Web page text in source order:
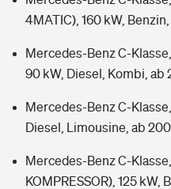
4MATIC), 160 kW,
Mercedes-Benz C-
90 kW, Diesel, Kombi, ab
Mercedes-Benz C-
Diesel, Limousine, ab
Mercedes-Benz C-
KOMPRESSOR), 125